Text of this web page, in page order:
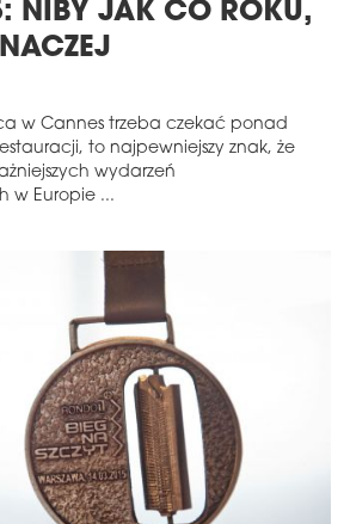
NIBY JAK CO ROKU,
w Cannes trzeba czekać ponad
to najpewniejszy znak, że
wydarzeń
w Europie ...